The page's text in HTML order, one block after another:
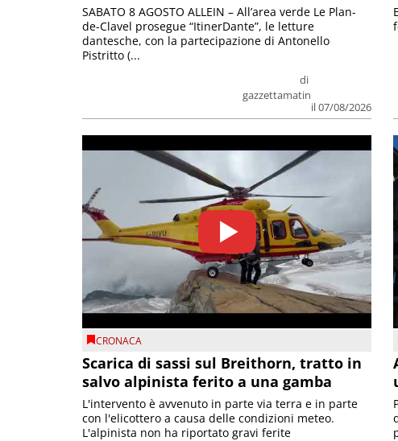
di
gazzettamatin
il 07/08/2026
SABATO 8 AGOSTO ALLEIN – All’area verde Le Plan-
de-Clavel prosegue “ItinerDante”, le letture
dantesche, con la partecipazione di Antonello
Pistritto (...
CRONACA
Scarica di sassi sul Breithorn, tratto in
salvo alpinista ferito a una gamba
L'intervento è avvenuto in parte via terra e in parte
con l'elicottero a causa delle condizioni meteo.
L'alpinista non ha riportato gravi ferite